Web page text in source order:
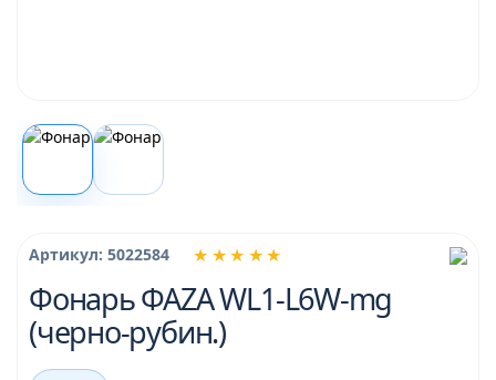
★★★★★
Артикул: 5022584
Фонарь ФАZА WL1-L6W-mg
(черно-рубин.)